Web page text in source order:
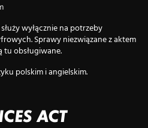
wyłącznie na potrzeby
Sprawy niezwiązane z aktem
obsługiwane.
polskim i angielskim.
ACT